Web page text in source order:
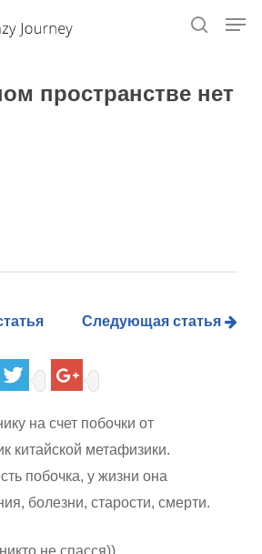
пространстве нет
Следующая статья
на счет побочки от
китайской метафизики.
побочка, у жизни она
болезни, старости, смерти.